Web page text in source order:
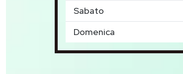
Sabato
Domenica